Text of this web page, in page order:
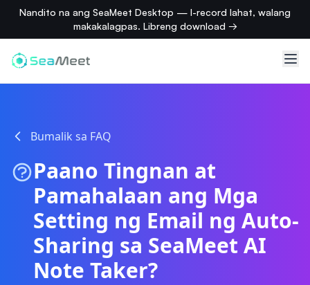
Nandito na ang SeaMeet Desktop — I-record lahat, walang
makakalagpas. Libreng download →
Bumalik sa FAQ
Paano Tingnan at
Pamahalaan ang Mga
Setting ng Email ng Auto-
Sharing sa SeaMeet AI
Note Taker?